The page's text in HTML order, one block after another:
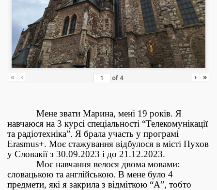
« ‹ of 4 › »
Мене звати Марина, мені 19 років. Я
навчаюся на 3 курсі спеціальності “Телекомунікації
та радіотехніка”. Я брала участь у програмі
Erasmus+. Моє стажування відбулося в місті Пухов
у Словакії з 30.09.2023 і до 21.12.2023.
Моє навчання велося двома мовами:
словацькою та англійською. В мене було 4
предмети, які я закрила з відміткою “А”, тобто